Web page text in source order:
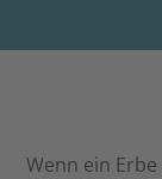
Wenn ein